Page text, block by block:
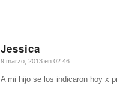
Jessica
Dice:
9 marzo, 2013 en 02:46
A mi hijo se los indicaron hoy x